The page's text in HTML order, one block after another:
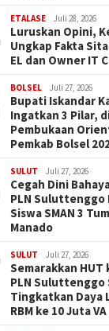
ETALASE Juli 28, 2026
Luruskan Opini,
Ungkap Fakta
EL dan Owner IT
BOLSEL Juli 27, 2026
Bupati Iskandar
Ingatkan 3 Pilar,
Pembukaan
Pemkab Bolsel
SULUT Juli 27, 2026
Cegah Dini
PLN Suluttenggo
Siswa SMAN 3
Manado
SULUT Juli 27, 2026
Semarakkan HUT
PLN Suluttenggo
Tingkatkan Daya
RBM ke 10 Juta VA